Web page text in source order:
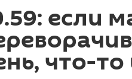
если
что-то